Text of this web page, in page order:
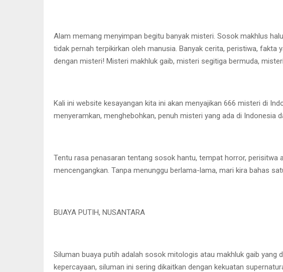
Alam memang menyimpan begitu banyak misteri. Sosok makhlus
tidak pernah terpikirkan oleh manusia. Banyak cerita, peristiwa, fakta
dengan misteri! Misteri makhluk gaib, misteri segitiga bermuda,
Kali ini website kesayangan kita ini akan menyajikan 666 misteri di
menyeramkan, menghebohkan, penuh misteri yang ada di Indonesia
Tentu rasa penasaran tentang sosok hantu, tempat horror, perisitwa
mencengangkan. Tanpa menunggu berlama-lama, mari kira bahas
BUAYA PUTIH, NUSANTARA
Siluman buaya putih adalah sosok mitologis atau makhluk gaib yang
kepercayaan, siluman ini sering dikaitkan dengan kekuatan